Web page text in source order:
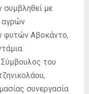
συμβληθεί με
αγρών
φυτών Αβοκάντο,
του
συνεργασία